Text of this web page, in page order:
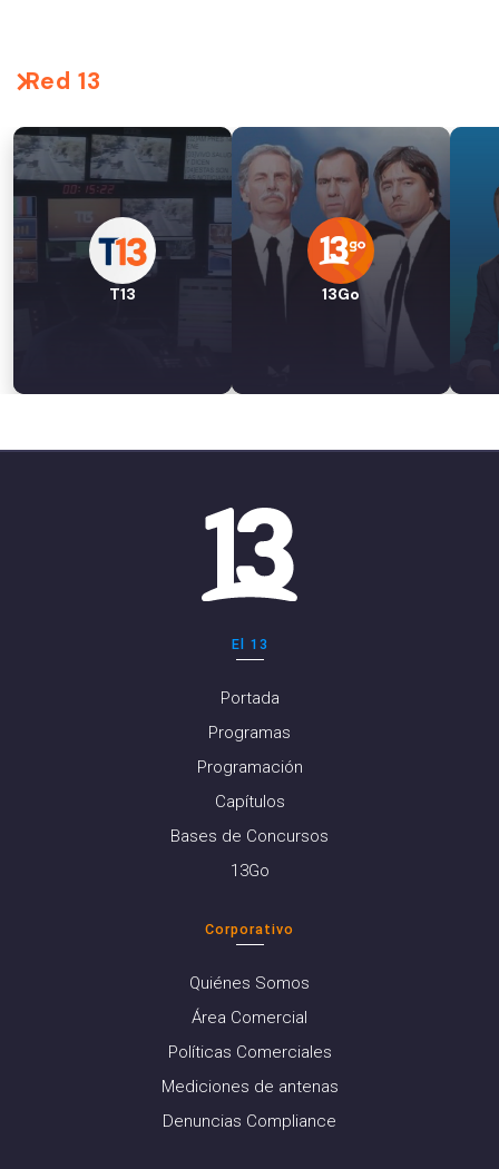
Red 13
T13 13Go
El 13
Portada
Programas
Programación
Capítulos
Bases de Concursos
13Go
Corporativo
Quiénes Somos
Área Comercial
Políticas Comerciales
Mediciones de antenas
Denuncias Compliance